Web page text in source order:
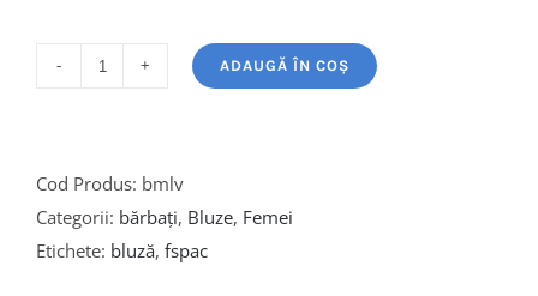
ADAUGĂ ÎN COȘ
Cod Produs: bmlv
Categorii: bărbați, Bluze, Femei
Etichete: bluză, fspac